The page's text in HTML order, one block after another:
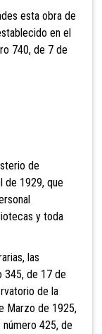
esta obra de
en el
740, de 7 de
de
de 1929, que
y toda
las
345, de 17 de
de la
Marzo de 1925,
425, de